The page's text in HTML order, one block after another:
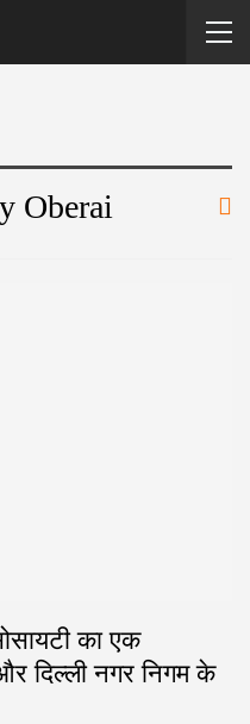
Oberai
का एक
दिल्ली नगर निगम के